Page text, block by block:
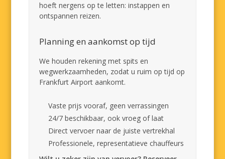
hoeft nergens op te letten: instappen en
ontspannen reizen.
Planning en aankomst op tijd
We houden rekening met spits en
wegwerkzaamheden, zodat u ruim op tijd op
Frankfurt Airport aankomt.
Vaste prijs vooraf, geen verrassingen
24/7 beschikbaar, ook vroeg of laat
Direct vervoer naar de juiste vertrekhal
Professionele, representatieve chauffeurs